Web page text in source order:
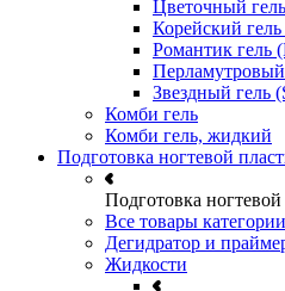
Цветочный
Корейский
Романтик гель
Звездный гель
Комби гель
Комби гель, жидкий
Подготовка ногтевой
Подготовка
Все товары категории
Дегидратор и
Жидкости